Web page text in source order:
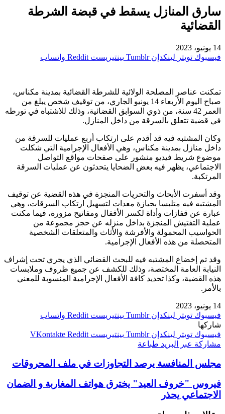
سارق المنازل يسقط في قبضة الشرطة
القضائية
14 يونيو، 2023
فيسبوك تويتر لينكدإن بينتيريست واتساب
تمكنت عناصر المصلحة الولائية للشرطة القضائية بمدينة مكناس،
صباح اليوم الأربعاء 14 يونيو الجاري، من توقيف شخص يبلغ من
العمر 42 سنة، من ذوي السوابق القضائية، وذلك للاشتباه في تورطه
في قضية تتعلق بالسرقة من داخل المنازل.
وكان المشتبه فيه قد أقدم على ارتكاب أربع عمليات للسرقة من
داخل منازل بمدينة مكناس، وهي الأفعال الإجرامية التي شكلت
موضوع شريط فيديو منشور على صفحات مواقع التواصل
الاجتماعي، يظهر فيه بعض الضحايا يتحدثون عن عمليات السرقة
المرتكبة.
وقد أسفرت الأبحاث والتحريات المنجزة في هذه القضية عن توقيف
المشتبه فيه متلبسا بحيازة معدات لتسهيل ارتكاب السرقات، وهي
عبارة عن قفازات وأداة لكسر الأقفال ومفاتيح مزورة، فيما مكنت
عملية التفتيش المنجزة بداخل منزله عن حجز مجموعة من
الحواسيب المحمولة والأفرشة والأثاث والمتعلقات الشخصية
المتحصلة من هذه الأفعال الإجرامية.
وقد تم إخضاع المشتبه فيه للبحث القضائي الذي يجري تحت إشراف
النيابة العامة المختصة، وذلك للكشف عن جميع ظروف وملابسات
هذه القضية، وكذا تحديد كافة الأفعال الإجرامية المنسوبة للمعني
بالأمر.
14 يونيو، 2023
فيسبوك تويتر لينكدإن بينتيريست
واتساب
شاركها
فيسبوك تويتر لينكدإن بينتيريست
مشاركة عبر البريد طباعة
مجلس المنافسة يرصد التجاوزات في ملف المحروقات
فيروس "خروف العيد" يخترق هواتف المغاربة و الضمان
الاجتماعي يحذر